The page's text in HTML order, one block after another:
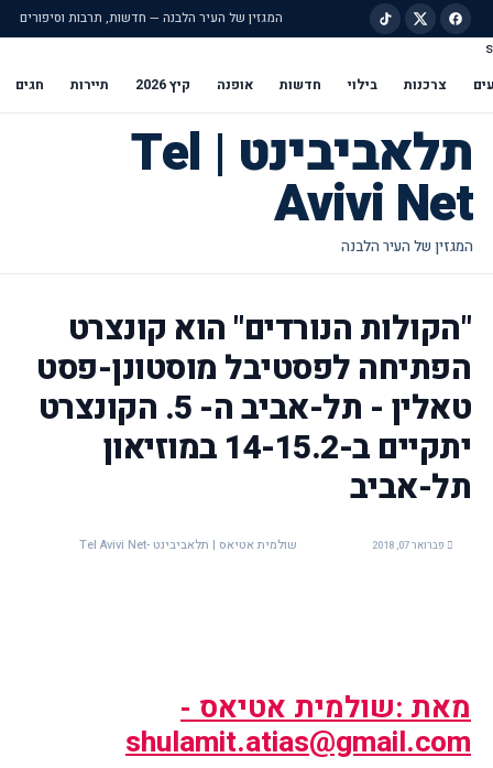
המגזין של העיר הלבנה — חדשות, תרבות וסיפורים
s
צרכנות בילוי חדשות אופנה קיץ 2026 תיירות חגים
תלאביבינט | Tel
Avivi Net
"הקולות הנורדים" הוא קונצרט
הפתיחה לפסטיבל מוסטונן-פסט
טאלין - תל-אביב ה- 5. הקונצרט
יתקיים ב-14-15.2 במוזיאון
תל-אביב
פברואר 07, 2018 שולמית אטיאס | תלאביבינט -Tel Avivi Net
מאת :שולמית אטיאס -
shulamit.atias@gmail.com